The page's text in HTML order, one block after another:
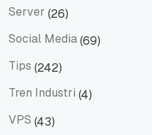
Server (26)
Social Media(69)
Tips (242)
Tren Industri (4)
VPS (43)